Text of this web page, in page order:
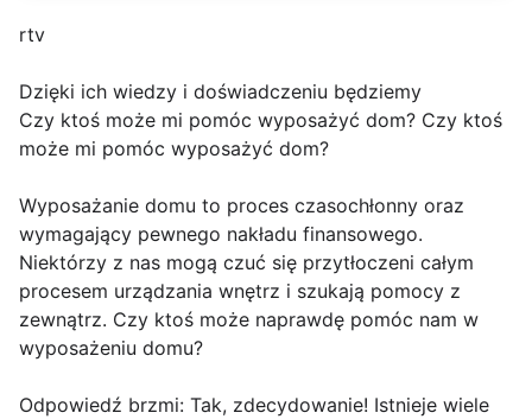
rtv
Dzięki ich wiedzy i doświadczeniu będziemy
Czy ktoś może mi pomóc wyposażyć dom? Czy ktoś
może mi pomóc wyposażyć dom?
Wyposażanie domu to proces czasochłonny oraz
wymagający pewnego nakładu finansowego.
Niektórzy z nas mogą czuć się przytłoczeni całym
procesem urządzania wnętrz i szukają pomocy z
zewnątrz. Czy ktoś może naprawdę pomóc nam w
wyposażeniu domu?
Odpowiedź brzmi: Tak, zdecydowanie! Istnieje wiele